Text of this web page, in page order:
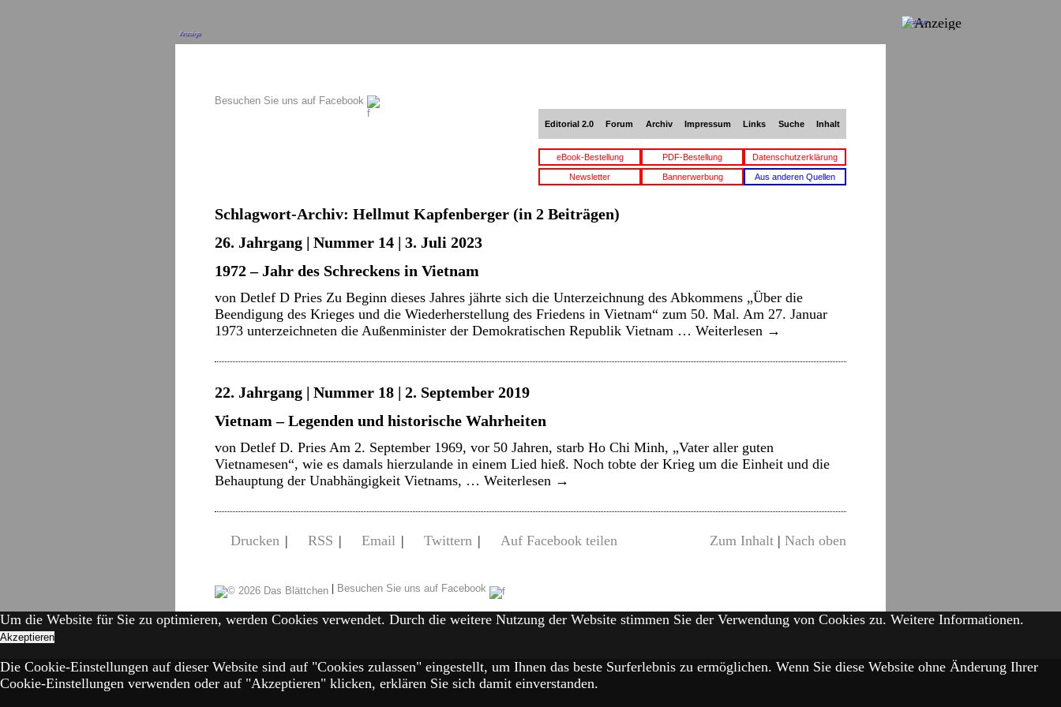
Anzeige
Besuchen Sie uns auf Facebook
Editorial 2.0 Forum Archiv Impressum Links Suche Inhalt
eBook-Bestellung PDF-Bestellung Datenschutzerklärung
Newsletter Bannerwerbung Aus anderen Quellen
Schlagwort-Archiv: Hellmut Kapfenberger (in 2 Beiträgen)
26. Jahrgang | Nummer 14 | 3. Juli 2023
1972 – Jahr des Schreckens in Vietnam
von Detlef D Pries Zu Beginn dieses Jahres jährte sich die Unterzeichnung des Abkommens „Über die
Beendigung des Krieges und die Wiederherstellung des Friedens in Vietnam“ zum 50. Mal. Am 27. Januar
1973 unterzeichneten die Außenminister der Demokratischen Republik Vietnam … Weiterlesen →
22. Jahrgang | Nummer 18 | 2. September 2019
Vietnam – Legenden und historische Wahrheiten
von Detlef D. Pries Am 2. September 1969, vor 50 Jahren, starb Ho Chi Minh, „Vater aller guten
Vietnamesen“, wie es damals hierzulande in einem Lied hieß. Noch tobte der Krieg um die Einheit und die
Behauptung der Unabhängigkeit Vietnams, … Weiterlesen →
Drucken | RSS | Email | Twittern | Auf Facebook teilen Zum Inhalt | Nach oben
| Besuchen Sie uns auf Facebook
Anzeige
Um die Website für Sie zu optimieren, werden Cookies verwendet. Durch die weitere Nutzung der Website stimmen Sie der Verwendung von Cookies zu. Weitere Informationen.
Akzeptieren
Die Cookie-Einstellungen auf dieser Website sind auf "Cookies zulassen" eingestellt, um Ihnen das beste Surferlebnis zu ermöglichen. Wenn Sie diese Website ohne Änderung Ihrer
Cookie-Einstellungen verwenden oder auf "Akzeptieren" klicken, erklären Sie sich damit einverstanden.